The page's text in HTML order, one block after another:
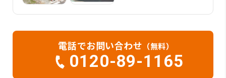
電話でお問い合わせ （無料）
0120-89-1165